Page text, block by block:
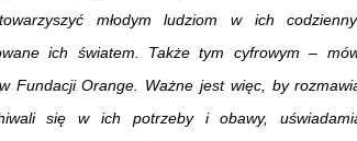
młodym ludziom w ich
ich światem. Także tym cyfrowym –
Fundacji Orange. Ważne jest więc, by
się w ich potrzeby i obawy,